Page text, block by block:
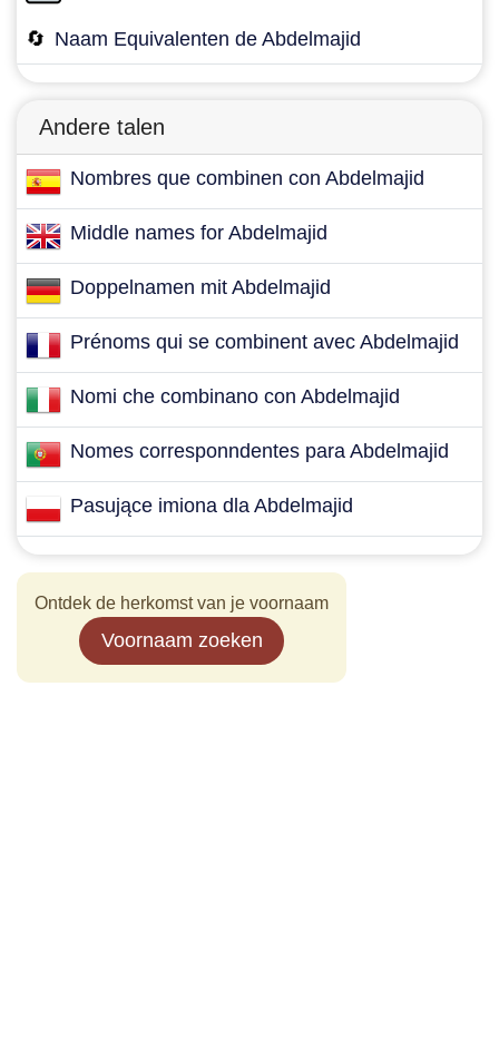
🔄 Naam Equivalenten de Abdelmajid
Andere talen
Nombres que combinen con Abdelmajid
Middle names for Abdelmajid
Doppelnamen mit Abdelmajid
Prénoms qui se combinent avec Abdelmajid
Nomi che combinano con Abdelmajid
Nomes corresponndentes para Abdelmajid
Pasujące imiona dla Abdelmajid
Ontdek de herkomst van je voornaam
Voornaam zoeken